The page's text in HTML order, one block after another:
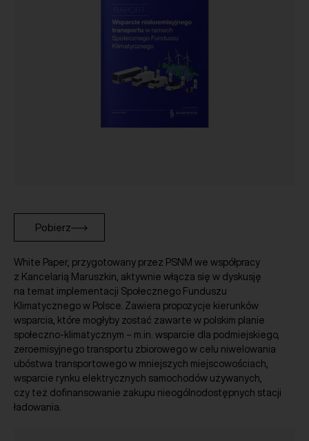
Pobierz
White Paper, przygotowany przez PSNM we współpracy
z Kancelarią Maruszkin, aktywnie włącza się w dyskusję
na temat implementacji Społecznego Funduszu
Klimatycznego w Polsce. Zawiera propozycje kierunków
wsparcia, które mogłyby zostać zawarte w polskim planie
społeczno-klimatycznym – m.in. wsparcie dla podmiejskiego,
zeroemisyjnego transportu zbiorowego w celu niwelowania
ubóstwa transportowego w mniejszych miejscowościach,
wsparcie rynku elektrycznych samochodów używanych,
czy też dofinansowanie zakupu nieogólnodostępnych stacji
ładowania.